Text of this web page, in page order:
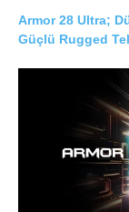
Armor 28 Ultra;
Güçlü Rugged